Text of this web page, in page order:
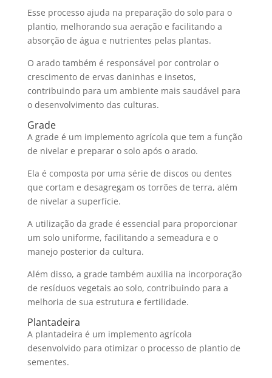
Esse processo ajuda na preparação do solo para o
plantio, melhorando sua aeração e facilitando a
absorção de água e nutrientes pelas plantas.
O arado também é responsável por controlar o
crescimento de ervas daninhas e insetos,
contribuindo para um ambiente mais saudável para
o desenvolvimento das culturas.
Grade
A grade é um implemento agrícola que tem a função
de nivelar e preparar o solo após o arado.
Ela é composta por uma série de discos ou dentes
que cortam e desagregam os torrões de terra, além
de nivelar a superfície.
A utilização da grade é essencial para proporcionar
um solo uniforme, facilitando a semeadura e o
manejo posterior da cultura.
Além disso, a grade também auxilia na incorporação
de resíduos vegetais ao solo, contribuindo para a
melhoria de sua estrutura e fertilidade.
Plantadeira
A plantadeira é um implemento agrícola
desenvolvido para otimizar o processo de plantio de
sementes.